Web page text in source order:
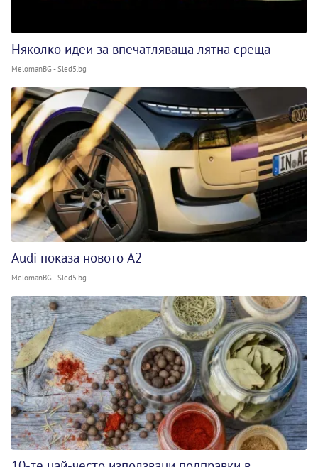
Няколко идеи за впечатляваща лятна среща
MelomanBG - Sled5.bg
Audi показа новото A2
MelomanBG - Sled5.bg